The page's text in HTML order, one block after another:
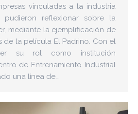
vinculadas a la industria
pudieron reflexionar sobre la
mediante la ejemplificación de
de la película El Padrino. Con el
su rol como institución
de Entrenamiento Industrial
una línea de…